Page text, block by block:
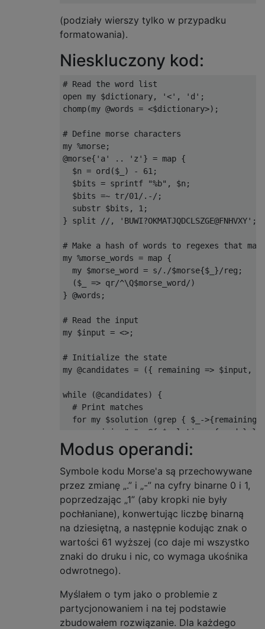
(podziały wierszy tylko w przypadku
formatowania).
Nieskluczony kod:
# Read the word list
open my $dictionary, '<', 'd';
chomp(my @words = <$dictionary>);
# Define morse characters
my %morse;
@morse{'a' .. 'z'} = map {
  $n = ord($_) - 61;
  $bits = sprintf "%b", $n;
  $bits =~ tr/01/.-/;
  substr $bits, 1;
} split //, 'BUWI?OKMATJQDCLSZGE@FNHVXY';
# Make a hash of words to regexes that
my %morse_words = map {
  my $morse_word = s/./$morse{$_}/reg;
  ($_ => qr/^\Q$morse_word/)
} @words;
# Read the input
my $input = <>;
# Initialize the state
my @candidates = ({ remaining => $input,
while (@candidates) {
  # Print matches
for my $solution (grep { $_-
say join " ", @{ $solution->{words}
  }
  # Generate new solutions
  @candidates = map {
    my $candidate = $_;
    map {
$candidate->{remaining} =~
        ? {
remaining => substr(
words => [ @{ $candidate-
        }
        : ()
  } @candidates;
Modus operandi:
Symbole kodu Morse'a są przechowywane
przez zmianę „.” i „-” na cyfry binarne 0 i 1,
poprzedzając „1” (aby kropki nie były
pochłaniane), konwertując liczbę binarną
na dziesiętną, a następnie kodując znak o
wartości 61 wyższej (co daje mi wszystko
znaki do druku i nic, co wymaga ukośnika
odwrotnego).
Myślałem o tym jako o problemie z
partycjonowaniem i na tej podstawie
zbudowałem rozwiązanie. Dla każdego